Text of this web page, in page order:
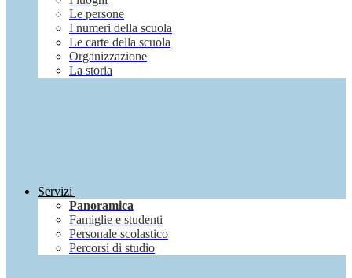
Le persone
I numeri della scuola
Le carte della scuola
Organizzazione
La storia
Servizi
Panoramica
Famiglie e studenti
Personale scolastico
Percorsi di studio